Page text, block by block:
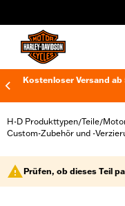
Kostenloser Versand
H-D Produkttypen/Teile/
Custom-Zubehör und -
Prüfen, ob dieses Teil